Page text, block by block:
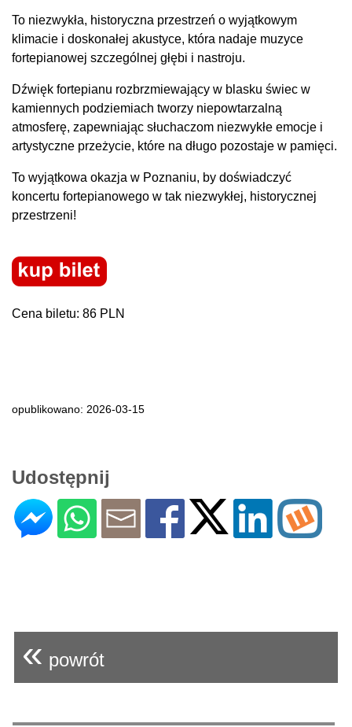
To niezwykła, historyczna przestrzeń o wyjątkowym
klimacie i doskonałej akustyce, która nadaje muzyce
fortepianowej szczególnej głębi i nastroju.
Dźwięk fortepianu rozbrzmiewający w blasku świec w
kamiennych podziemiach tworzy niepowtarzalną
atmosferę, zapewniając słuchaczom niezwykłe emocje i
artystyczne przeżycie, które na długo pozostaje w pamięci.
To wyjątkowa okazja w Poznaniu, by doświadczyć
koncertu fortepianowego w tak niezwykłej, historycznej
przestrzeni!
Cena biletu: 86 PLN
opublikowano: 2026-03-15
Udostępnij
« powrót